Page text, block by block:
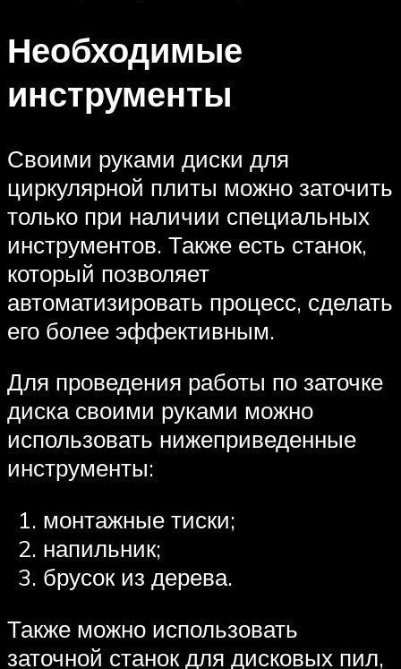
Необходимые
инструменты
Своими руками диски для
циркулярной плиты можно заточить
только при наличии специальных
инструментов. Также есть станок,
который позволяет
автоматизировать процесс, сделать
его более эффективным.
Для проведения работы по заточке
диска своими руками можно
использовать нижеприведенные
инструменты:
монтажные тиски;
напильник;
брусок из дерева.
Также можно использовать
заточной станок для дисковых пил,